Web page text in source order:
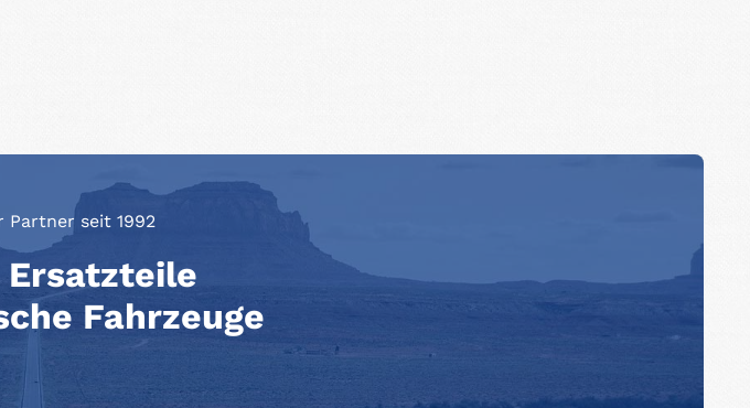
Partner seit 1992
Ersatzteile
Fahrzeuge